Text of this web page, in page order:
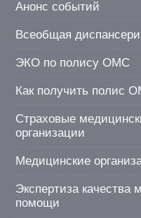
Анонс событий
Всеобщая
ЭКО по полису ОМС
Как получить полис
Страховые
организации
Медицинские
Экспертиза качества
помощи